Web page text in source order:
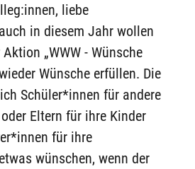
liebe
in diesem Jahr wollen
„WWW - Wünsche
Wünsche erfüllen. Die
Schüler*innen für andere
Eltern für ihre Kinder
für ihre
wünschen, wenn der